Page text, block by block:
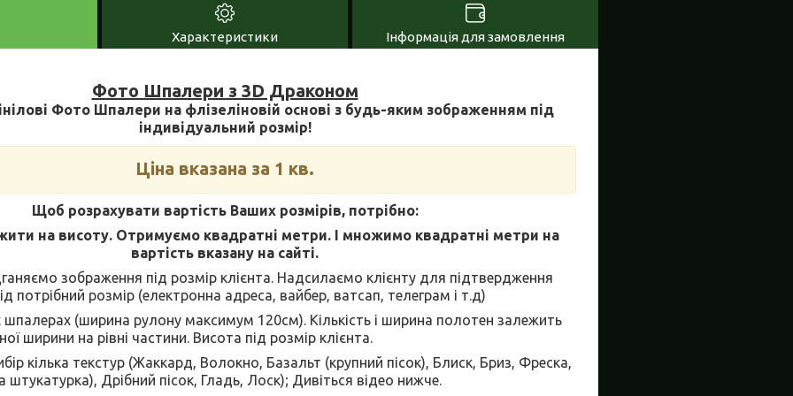
Характеристики Інформація для замовлення
Фото Шпалери з 3D Драконом
Фото Шпалери на флізеліновій основі з будь-яким зображенням під
індивідуальний розмір!
Ціна вказана за 1 кв.
Щоб розрахувати вартість Ваших розмірів, потрібно:
на висоту. Отримуємо квадратні метри. І множимо квадратні метри на
вартість вказану на сайті.
зображення під розмір клієнта. Надсилаємо клієнту для підтвердження
потрібний розмір (електронна адреса, вайбер, ватсап, телеграм і т.д)
(ширина рулону максимум 120см). Кількість і ширина полотен залежить
ширини на рівні частини. Висота під розмір клієнта.
кілька текстур (Жаккард, Волокно, Базальт (крупний пісок), Блиск, Бриз, Фреска,
Дрібний пісок, Гладь, Лоск); Дивіться відео нижче.